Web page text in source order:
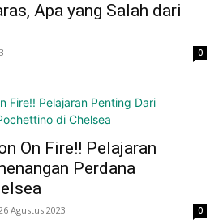
Apa yang Salah dari
0
On Fire!! Pelajaran
Perdana
Agustus 2023 0